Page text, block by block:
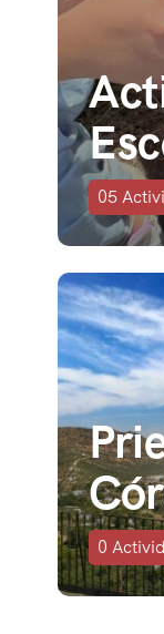
05
0